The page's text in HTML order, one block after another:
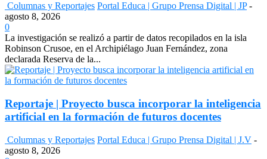
Columnas y Reportajes Portal Educa | Grupo Prensa Digital | JP -
agosto 8, 2026
0
La investigación se realizó a partir de datos recopilados en la isla
Robinson Crusoe, en el Archipiélago Juan Fernández, zona
declarada Reserva de la...
Reportaje | Proyecto busca incorporar la inteligencia
artificial en la formación de futuros docentes
Columnas y Reportajes Portal Educa | Grupo Prensa Digital | J.V -
agosto 8, 2026